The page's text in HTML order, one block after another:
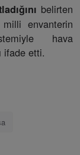
belirten
envanterin
hava
ifade etti.